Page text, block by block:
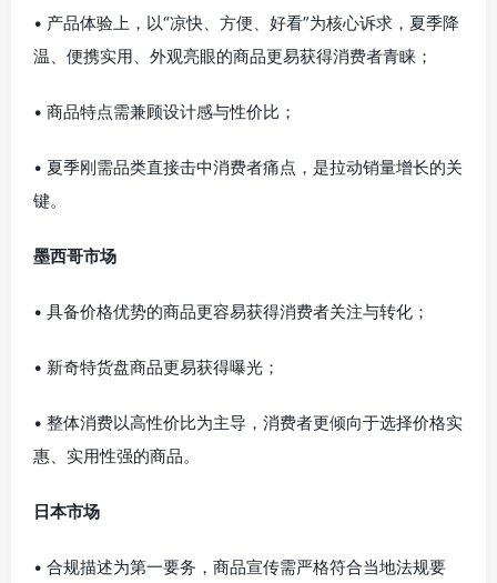
• 产品体验上，以“凉快、方便、好看”为核心诉求，夏季降
温、便携实用、外观亮眼的商品更易获得消费者青睐；
• 商品特点需兼顾设计感与性价比；
• 夏季刚需品类直接击中消费者痛点，是拉动销量增长的关
键。
墨西哥市场
• 具备价格优势的商品更容易获得消费者关注与转化；
• 新奇特货盘商品更易获得曝光；
• 整体消费以高性价比为主导，消费者更倾向于选择价格实
惠、实用性强的商品。
日本市场
• 合规描述为第一要务，商品宣传需严格符合当地法规要